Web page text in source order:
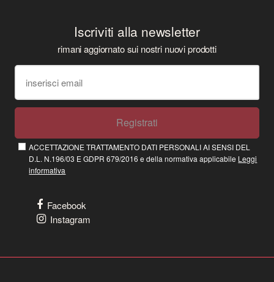
Iscriviti alla newsletter
rimani aggiornato sui nostri nuovi prodotti
Registrati
ACCETTAZIONE TRATTAMENTO DATI PERSONALI AI SENSI DEL
D.L. N.196/03 E GDPR 679/2016 e della normativa applicabile Leggi
informativa
Facebook
Instagram